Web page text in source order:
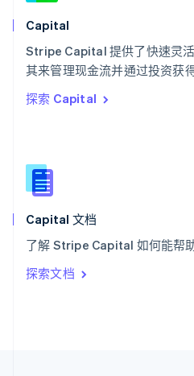
Capital
Stripe Capital 提供了快速灵
其来管理现金流并通过投资获
探索 Capital
Capital 文档
了解 Stripe Capital 如何能帮
探索文档
泰国
ไทยEnglish
希腊
English
西班牙
新西兰
English
匈牙利
English
ItalianoEnglish
印度
English